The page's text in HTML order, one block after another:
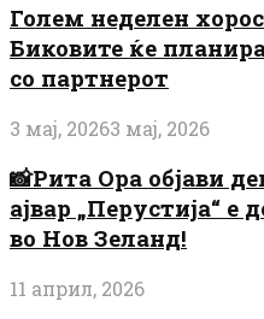
Голем неделен
Биковите ќе
со партнерот
3 мај, 20263 мај, 2026
📸Рита Ора објави
ајвар „Перустија“ е
во Нов Зеланд!
11 април, 2026